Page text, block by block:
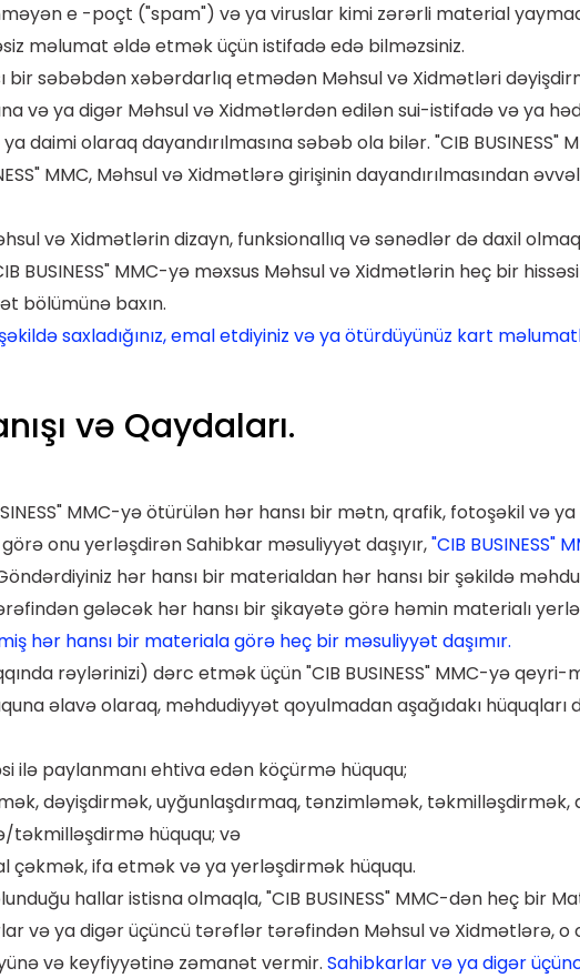
e -poçt ("spam") və ya viruslar kimi zərərli material
məlumat əldə etmək üçün istifadə edə bilməzsiniz.
bir səbəbdən xəbərdarlıq etmədən Məhsul və Xidmətləri
və ya digər Məhsul və Xidmətlərdən edilən sui-istifadə və ya
daimi olaraq dayandırılmasına səbəb ola bilər. "CIB
MMC, Məhsul və Xidmətlərə girişinin dayandırılmasından
və Xidmətlərin dizayn, funksionallıq və sənədlər də daxil
BUSINESS" MMC-yə məxsus Məhsul və Xidmətlərin heç bir
bölümünə baxın.
saxladığınız, emal etdiyiniz və ya ötürdüyünüz kart
və Qaydaları.
MMC-yə ötürülən hər hansı bir mətn, qrafik, fotoşəkil
onu yerləşdirən Sahibkar məsuliyyət daşıyır,"CIB
hər hansı bir materialdan hər hansı bir şəkildə
gələcək hər hansı bir şikayətə görə həmin materialı
hər hansı bir materiala görə heç bir məsuliyyət daşımır.
rəylərinizi) dərc etmək üçün "CIB BUSINESS" MMC-yə
əlavə olaraq, məhdudiyyət qoyulmadan aşağıdakı hüquqları
ilə paylanmanı ehtiva edən köçürmə hüququ;
dəyişdirmək, uyğunlaşdırmaq, tənzimləmək,
təkmilləşdirmə hüququ; və
çəkmək, ifa etmək və ya yerləşdirmək hüququ.
hallar istisna olmaqla, "CIB BUSINESS" MMC-dən heç bir
və ya digər üçüncü tərəflər tərəfindən Məhsul və
və keyfiyyətinə zəmanət vermir. Sahibkarlar və ya digər